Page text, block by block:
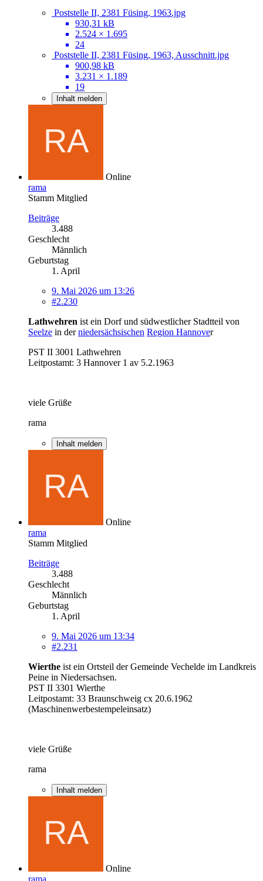
Poststelle II, 2381 Füsing, 1963.jpg
930,31 kB
2.524 × 1.695
24
Poststelle II, 2381 Füsing, 1963, Ausschnitt.jpg
900,98 kB
3.231 × 1.189
19
Inhalt melden
Online
rama
Stamm Mitglied
Beiträge
3.488
Geschlecht
Männlich
Geburtstag
1. April
9. Mai 2026 um 13:26
#2.230
Lathwehren ist ein Dorf und südwestlicher Stadtteil von
Seelze in derniedersächsischen Region Hannover
PST II 3001 Lathwehren
Leitpostamt: 3 Hannover 1 av 5.2.1963
viele Grüße
rama
Inhalt melden
Online
rama
Stamm Mitglied
Beiträge
3.488
Geschlecht
Männlich
Geburtstag
1. April
9. Mai 2026 um 13:34
#2.231
Wierthe ist ein Ortsteil der Gemeinde Vechelde im Landkreis
Peine in Niedersachsen.
PST II 3301 Wierthe
Leitpostamt: 33 Braunschweig cx 20.6.1962
(Maschinenwerbestempeleinsatz)
viele Grüße
rama
Inhalt melden
Online
rama